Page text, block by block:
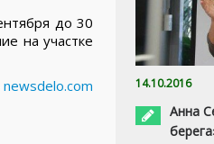
до 30
на участке
newsdelo.com 14.10.2016
Анна